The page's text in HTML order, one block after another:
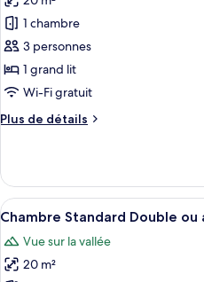
pour
ce
type
de
chambre :
Junior
1 chambre
3 personnes
1 grand lit
Wi-Fi gratuit
Plus de détails
Plus
le
type
de
Junior
Suite
Afficher
toutes
les
photos
8
Chambre Standard Double ou
Vue sur la vallée
20 m²